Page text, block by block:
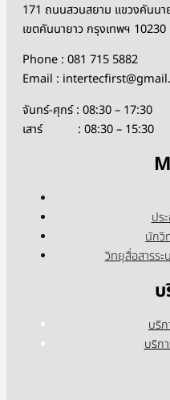
171 ถนนสวนสยาม แขวงคันนา
เขตคันนายาว กรุงเทพฯ 10230
Phone : 081 715 5882
Email :
จันทร์-ศุกร์ : 08:30 – 17:30
เสาร์ : 08:30 – 15:30
ปร
นักวิ
วิทยุสื่อสารระ
บริก
บริก